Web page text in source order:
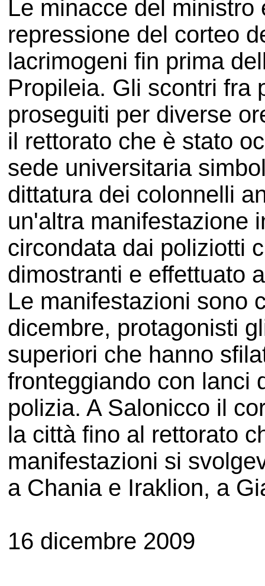
Le minacce del
repressione del corteo
lacrimogeni fin prima
Propileia. Gli scontri fra
proseguiti per diverse
il rettorato che è stato
sede universitaria
dittatura dei colonnelli
un'altra manifestazione
circondata dai poliziotti
dimostranti e effettuato
Le manifestazioni sono
dicembre, protagonisti
superiori che hanno
fronteggiando con lanci
polizia. A Salonicco il
la città fino al rettorato
manifestazioni si
a Chania e Iraklion, a
16 dicembre 2009